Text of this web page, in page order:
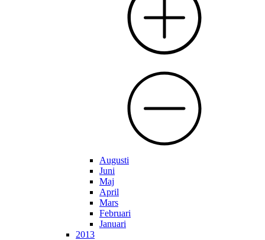
Augusti
Juni
Maj
April
Mars
Februari
Januari
2013